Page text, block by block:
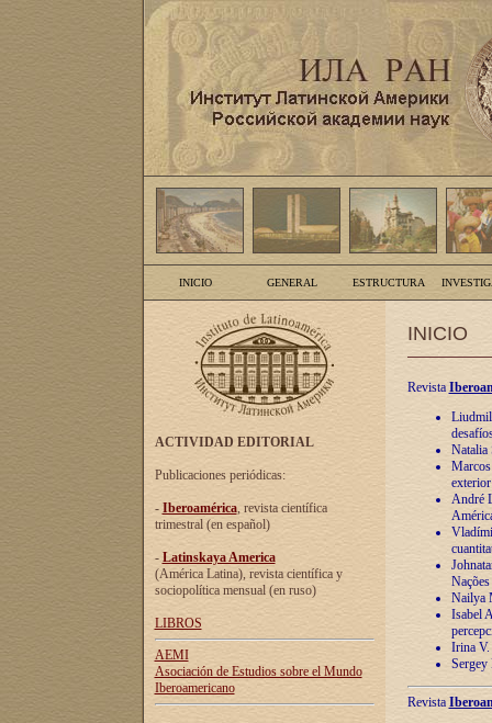
INICIO GENERAL ESTRUCTURA
ACTIVIDAD EDITORIAL
Publicaciones periódicas:
- Iberoamérica, revista científica
trimestral (en español)
- Latinskaya America
(América Latina), revista científica y
sociopolítica mensual (en ruso)
LIBROS
AEMI
Asociación de Estudios sobre el Mundo
Iberoamericano
INICIO
Revista
Natalia
André
Nailya
Isabel
Irina V.
Sergey
Revista